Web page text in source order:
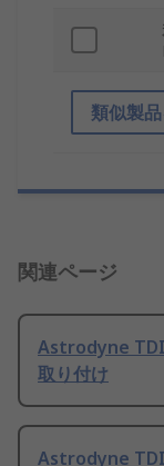
類似製
関連ページ
Astrodyne TDI
取り付け
Astrodyne TDI